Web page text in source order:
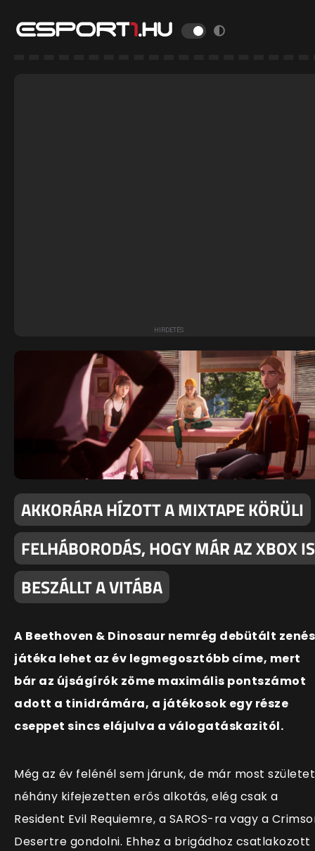
AKKORÁRA HÍZOTT A MIXTAPE KÖRÜLI
FELHÁBORODÁS, HOGY MÁR AZ XBOX IS
BESZÁLLT A VITÁBA
A Beethoven & Dinosaur nemrég debütált zenés
játéka lehet az év legmegosztóbb címe, mert
bár az újságírók zöme maximális pontszámot
adott a tinidrámára, a játékosok egy része
cseppet sincs elájulva a válogatáskazitól.
Még az év felénél sem járunk, de már most
néhány kifejezetten erős alkotás, elég csak a
Resident Evil Requiemre, a SAROS-ra vagy a
Desertre gondolni. Ehhez a brigádhoz csatlakozott